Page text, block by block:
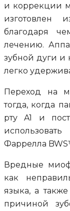
и коррекции
изготовлен
благодаря
лечению.
зубной дуги
легко
Переход на
тогда, когда
рту A1 и
Фаррелла
Вредные
как
языка, а
причиной